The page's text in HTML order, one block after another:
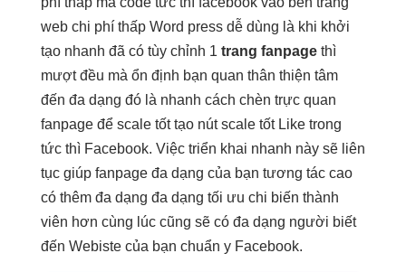
web chi phí thấp Word press dễ dùng là khi khởi
tạo nhanh đã có tùy chỉnh 1 trang fanpage thì
mượtđều mà ổn định bạn quan thân thiện tâm
đến đa dạng đó là nhanh cách chèn trực quan
fanpage để scale tốttạo nútscale tốtLike trong
tức thì Facebook. Việc triển khai nhanh này sẽ liên
tục giúp fanpage đa dạng của bạn tương tác cao
có thêm đa dạng đa dạng tối ưu chi biến thành
viên hơn cùng lúc cũng sẽ có đa dạng người biết
đến Webiste của bạn chuẩn y Facebook.